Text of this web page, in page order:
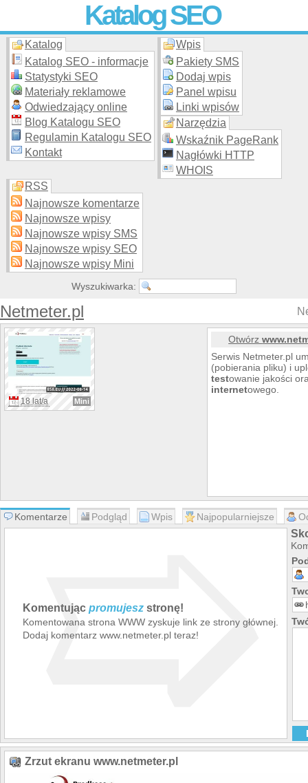
Katalog SEO
Skuteczna i promocja stron WWW –
moderowanego katalogu za darmo!
Katalog
Katalog SEO - informacje
Statystyki SEO
Materiały reklamowe
Odwiedzający online
Blog Katalogu SEO
Regulamin Katalogu SEO
Kontakt
Wpis
Pakiety SMS
Dodaj wpis
Panel wpisu
Linki wpisów
Narzędzia
Wskaźnik PageRank
Nagłówki HTTP
WHOIS
RSS
Najnowsze komentarze
Najnowsze wpisy
Najnowsze wpisy SMS
Najnowsze wpisy SEO
Najnowsze wpisy Mini
Wyszukiwarka:
Netmeter.pl
18 lat/a Mini
Otwórz
Serwis Netmeter.pl
(pobierania pliku) i
testowanie jakości
internetowego.
Komentarze Podgląd Wpis Najpopularniejsze
Komentując promujesz stronę!
Komentowana strona WWW zyskuje link ze strony głównej.
Dodaj komentarz www.netmeter.pl teraz!
➯
Zrzut ekranu www.netmeter.pl